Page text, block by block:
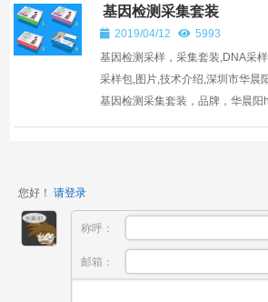
基因检测采集套装
2019/04/12
5993
基因检测采样，采集套装,DNA采
采样包,图片,技术介绍,深圳市华晨
基因检测采集套装，品牌，华晨
您好！ 请登录
称呼：
邮箱：